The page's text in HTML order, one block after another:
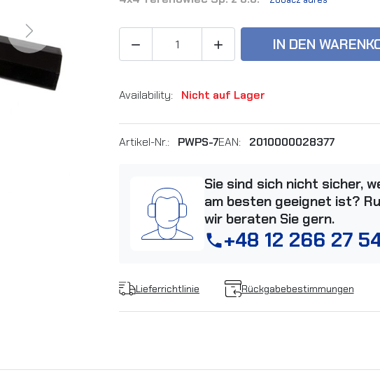
Next
  IN DEN
Availability: Nicht auf Lager
Artikel-Nr.: PWPS-7EAN: 2010000028377
Sie sind sich nicht sicher,
am besten geeignet ist?
wir beraten Sie gern.
phone+48 12 266 27
Lieferrichtlinie Rückgabebestimmungen